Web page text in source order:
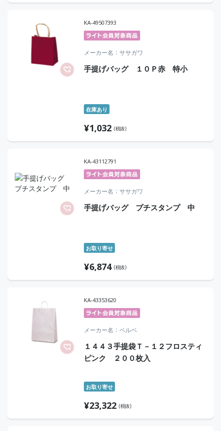
KA-49507393
メーカー名 ササガワ
手提げバッグ １０Ｐ赤 特小
在庫あり
¥1,032 (税抜)
KA-43112791
メーカー名 ササガワ
手提げバッグ プチスタンプ 中
お取り寄せ
¥6,874 (税抜)
KA-43353620
メーカー名 ベルベ
１４４３手提袋Ｔ－１２フロスティ
ピンク ２００枚入
お取り寄せ
¥23,322 (税抜)